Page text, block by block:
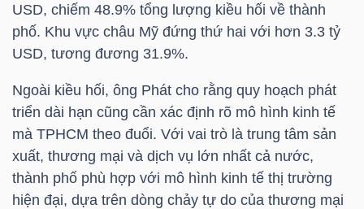
USD, chiếm 48.9% tổng lượng kiều hối về thành
phố. Khu vực châu Mỹ đứng thứ hai với hơn 3.3 tỷ
USD, tương đương 31.9%.
Ngoài kiều hối, ông Phát cho rằng quy hoạch phát
triển dài hạn cũng cần xác định rõ mô hình kinh tế
mà TPHCM theo đuổi. Với vai trò là trung tâm sản
xuất, thương mại và dịch vụ lớn nhất cả nước,
thành phố phù hợp với mô hình kinh tế thị trường
hiện đại, dựa trên dòng chảy tự do của thương mại
CỔ
PHIẾU